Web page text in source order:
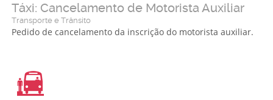
Táxi: Cancelamento de Motorista Auxiliar
Transporte e Trânsito
Pedido de cancelamento da inscrição do motorista auxiliar.